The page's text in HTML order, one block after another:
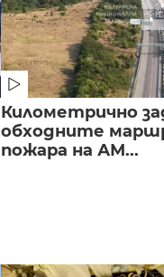
Километрично
обходните
пожара на АМ...